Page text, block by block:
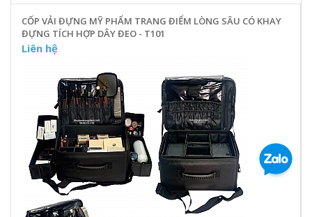
CỐP VẢI ĐỰNG MỸ PHẨM TRANG ĐIỂM LÒNG SÂU CÓ KHAY
ĐỰNG TÍCH HỢP DÂY ĐEO - T101
Liên hệ